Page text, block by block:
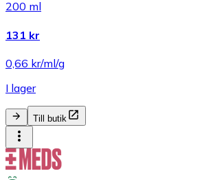
200 ml
131 kr
0,66 kr/ml/g
I lager
Till butik